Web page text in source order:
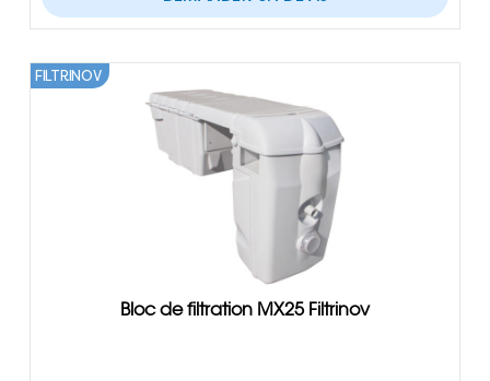
Bloc de filtration MX25 Filtrinov
FILTRINOV